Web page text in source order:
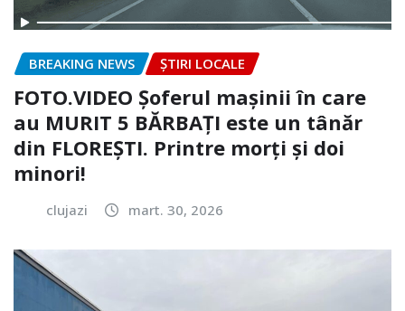
BREAKING NEWS ȘTIRI LOCALE
FOTO.VIDEO Șoferul mașinii în care
au MURIT 5 BĂRBAȚI este un tânăr
din FLOREȘTI. Printre morți și doi
minori!
clujazi mart. 30, 2026